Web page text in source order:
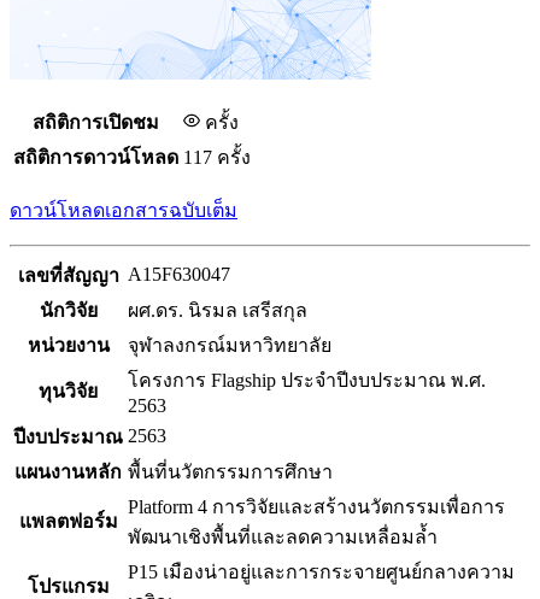
สถิติการเปิดชม
ครั้ง
สถิติการดาวน์โหลด 117 ครั้ง
ดาวน์โหลดเอกสารฉบับเต็ม
เลขที่สัญญา A15F630047
นักวิจัย
ผศ.ดร. นิรมล เสรีสกุล
หน่วยงาน
จุฬาลงกรณ์มหาวิทยาลัย
ทุนวิจัย
โครงการ Flagship ประจำปีงบประมาณ พ.ศ.
2563
ปีงบประมาณ 2563
แผนงานหลัก พื้นที่นวัตกรรมการศึกษา
แพลตฟอร์ม
Platform 4 การวิจัยและสร้างนวัตกรรมเพื่อการ
พัฒนาเชิงพื้นที่และลดความเหลื่อมล้ำ
โปรแกรม
P15 เมืองน่าอยู่และการกระจายศูนย์กลางความ